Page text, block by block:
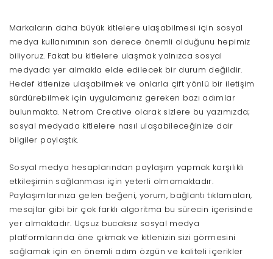
Markaların daha büyük kitlelere ulaşabilmesi için sosyal
medya kullanımının son derece önemli olduğunu hepimiz
biliyoruz. Fakat bu kitlelere ulaşmak yalnızca sosyal
medyada yer almakla elde edilecek bir durum değildir.
Hedef kitlenize ulaşabilmek ve onlarla çift yönlü bir iletişim
sürdürebilmek için uygulamanız gereken bazı adımlar
bulunmakta. Netrom Creative olarak sizlere bu yazımızda;
sosyal medyada kitlelere nasıl ulaşabileceğinize dair
bilgiler paylaştık.
Sosyal medya hesaplarından paylaşım yapmak karşılıklı
etkileşimin sağlanması için yeterli olmamaktadır.
Paylaşımlarınıza gelen beğeni, yorum, bağlantı tıklamaları,
mesajlar gibi bir çok farklı algoritma bu sürecin içerisinde
yer almaktadır. Uçsuz bucaksız sosyal medya
platformlarında öne çıkmak ve kitlenizin sizi görmesini
sağlamak için en önemli adım özgün ve kaliteli içerikler